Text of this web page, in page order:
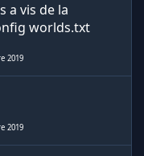
a vis de la
worlds.txt
2019
2019